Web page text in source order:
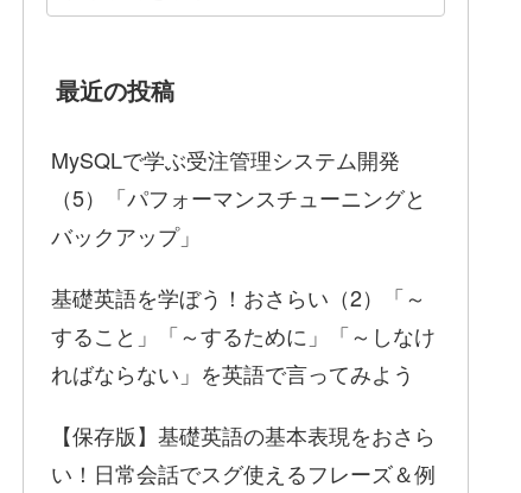
最近の投稿
MySQLで学ぶ受注管理システム開発
（5）「パフォーマンスチューニングと
バックアップ」
基礎英語を学ぼう！おさらい（2）「～
すること」「～するために」「～しなけ
ればならない」を英語で言ってみよう
【保存版】基礎英語の基本表現をおさら
い！日常会話でスグ使えるフレーズ＆例